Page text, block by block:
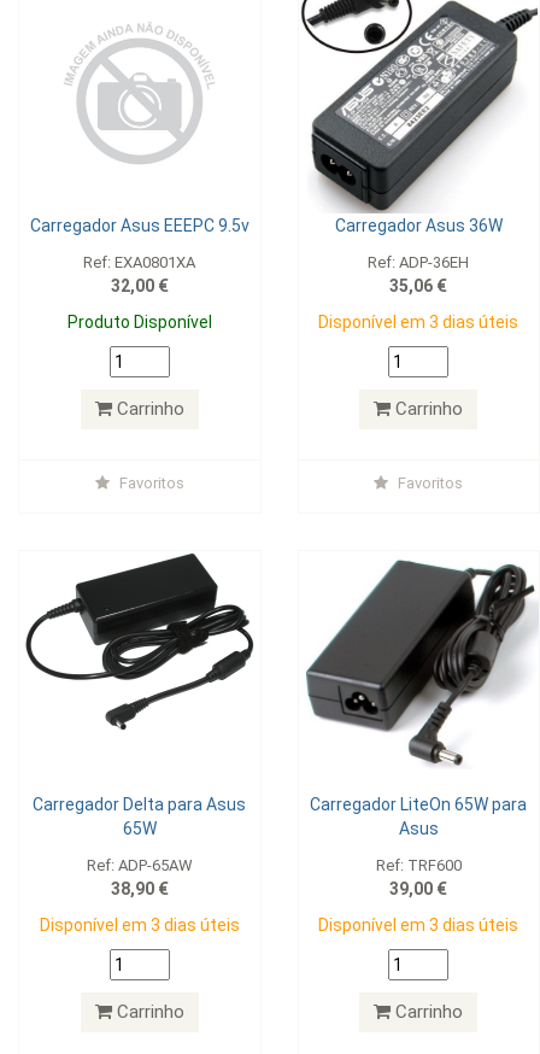
Carregador Asus EEEPC 9.5v
Ref: EXA0801XA
32,00 €
Produto Disponível
Carrinho
Favoritos
Carregador Asus 36W
Ref: ADP-36EH
35,06 €
Disponível em 3 dias úteis
Carrinho
Favoritos
Carregador Delta para Asus
65W
Ref: ADP-65AW
38,90 €
Disponível em 3 dias úteis
Carrinho
Carregador LiteOn 65W para
Asus
Ref: TRF600
39,00 €
Disponível em 3 dias úteis
Carrinho